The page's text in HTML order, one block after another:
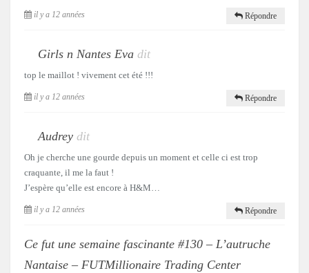
il y a 12 années Répondre
Girls n Nantes Eva dit
top le maillot ! vivement cet été !!!
il y a 12 années Répondre
Audrey dit
Oh je cherche une gourde depuis un moment et celle ci est trop
craquante, il me la faut !
J’espère qu’elle est encore à H&M…
il y a 12 années Répondre
Ce fut une semaine fascinante #130 – L’autruche
Nantaise – FUTMillionaire Trading Center